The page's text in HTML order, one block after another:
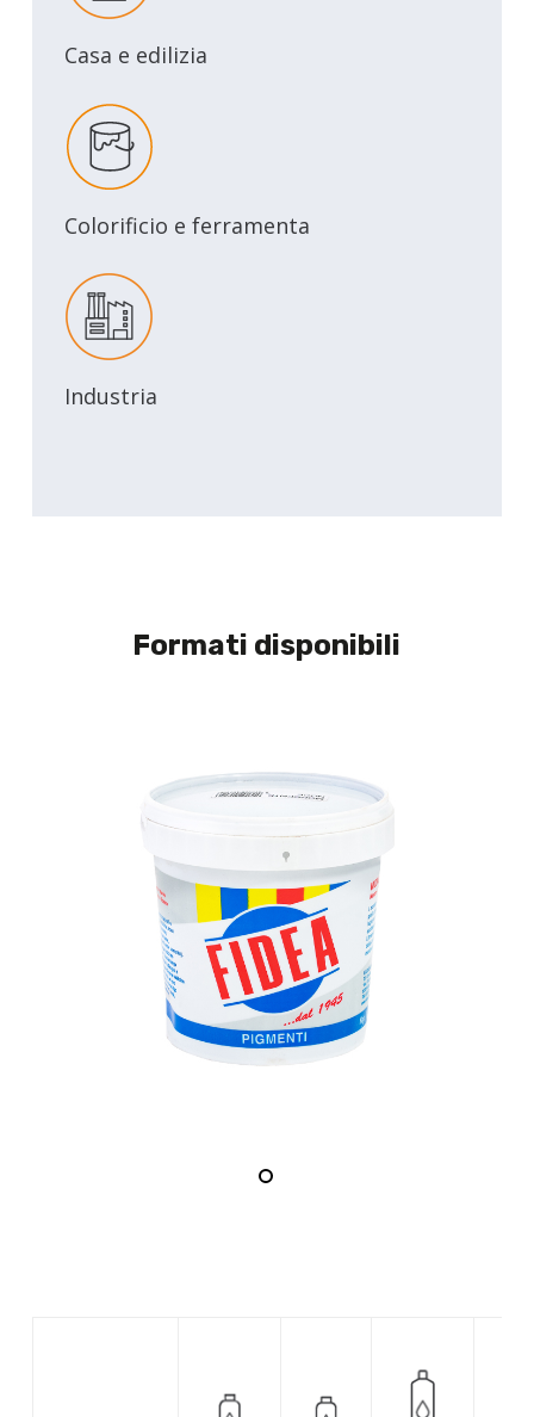
Casa e edilizia
Colorificio e ferramenta
Industria
Formati disponibili